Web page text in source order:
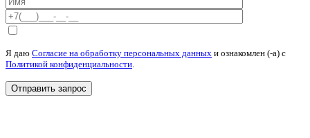
Я даю Согласие на обработку персональных данных и ознакомлен (-а) c
Политикой конфиденциальности